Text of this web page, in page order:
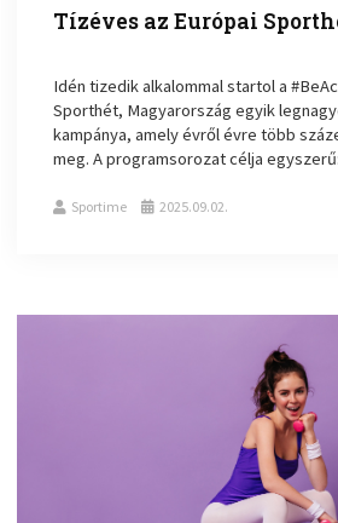
Tízéves az Európai
Idén tizedik alkalommal startol a
Sporthét, Magyarország egyik
kampánya, amely évről évre több
meg. A programsorozat célja
Sportime 2025.09.02.